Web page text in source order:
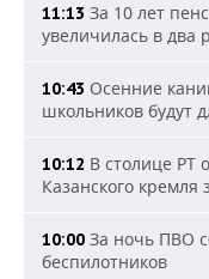
11:13 За 10 лет
увеличилась в два
10:43 Осенние
школьников будут
10:12 В столице РТ
Казанского кремля
10:00 За ночь ПВО
беспилотников